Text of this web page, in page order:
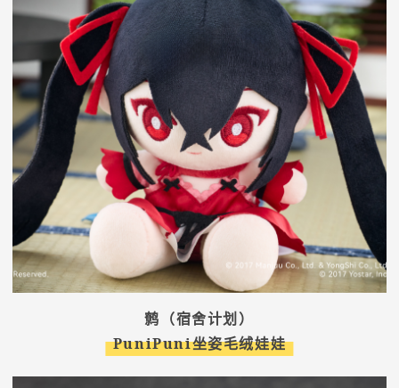
鹩（宿舍计划）
PuniPuni坐姿毛绒娃娃